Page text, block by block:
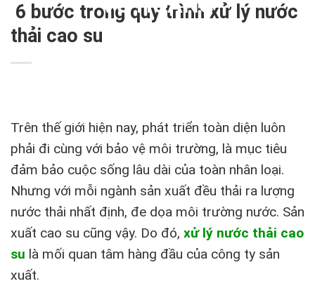
6 bước trong quy trình xử lý nước
thải cao su
Trên thế giới hiện nay, phát triển toàn diện luôn
phải đi cùng với bảo vệ môi trường, là mục tiêu
đảm bảo cuộc sống lâu dài của toàn nhân loại.
Nhưng với mỗi ngành sản xuất đều thải ra lượng
nước thải nhất định, đe dọa môi trường nước. Sản
xuất cao su cũng vậy. Do đó, xử lý nước thải cao
su là mối quan tâm hàng đầu của công ty sản
xuất.